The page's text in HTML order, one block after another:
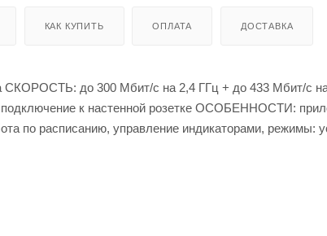
КАК КУПИТЬ ОПЛАТА ДОСТАВКА
СКОРОСТЬ: до 300 Мбит/с на 2,4 ГГц + до 433 Мбит/
к настенной розетке ОСОБЕННОСТИ:
по расписанию, управление индикаторами, режимы: